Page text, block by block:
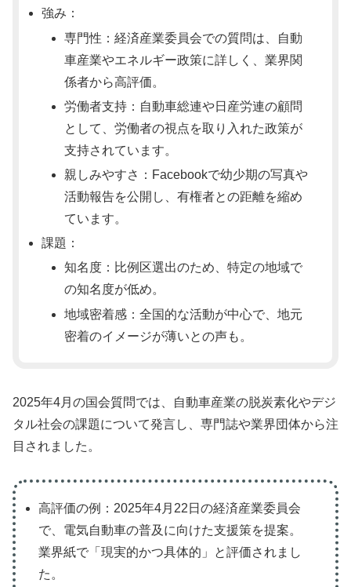
強み：
専門性：経済産業委員会での質問は、自動
車産業やエネルギー政策に詳しく、業界関
係者から高評価。
労働者支持：自動車総連や日産労連の顧問
として、労働者の視点を取り入れた政策が
支持されています。
親しみやすさ：Facebookで幼少期の写真や
活動報告を公開し、有権者との距離を縮め
ています。
課題：
知名度：比例区選出のため、特定の地域で
の知名度が低め。
地域密着感：全国的な活動が中心で、地元
密着のイメージが薄いとの声も。
2025年4月の国会質問では、自動車産業の脱炭素化やデジ
タル社会の課題について発言し、専門誌や業界団体から注
目されました。
高評価の例：2025年4月22日の経済産業委員会
で、電気自動車の普及に向けた支援策を提案。
業界紙で「現実的かつ具体的」と評価されまし
た。